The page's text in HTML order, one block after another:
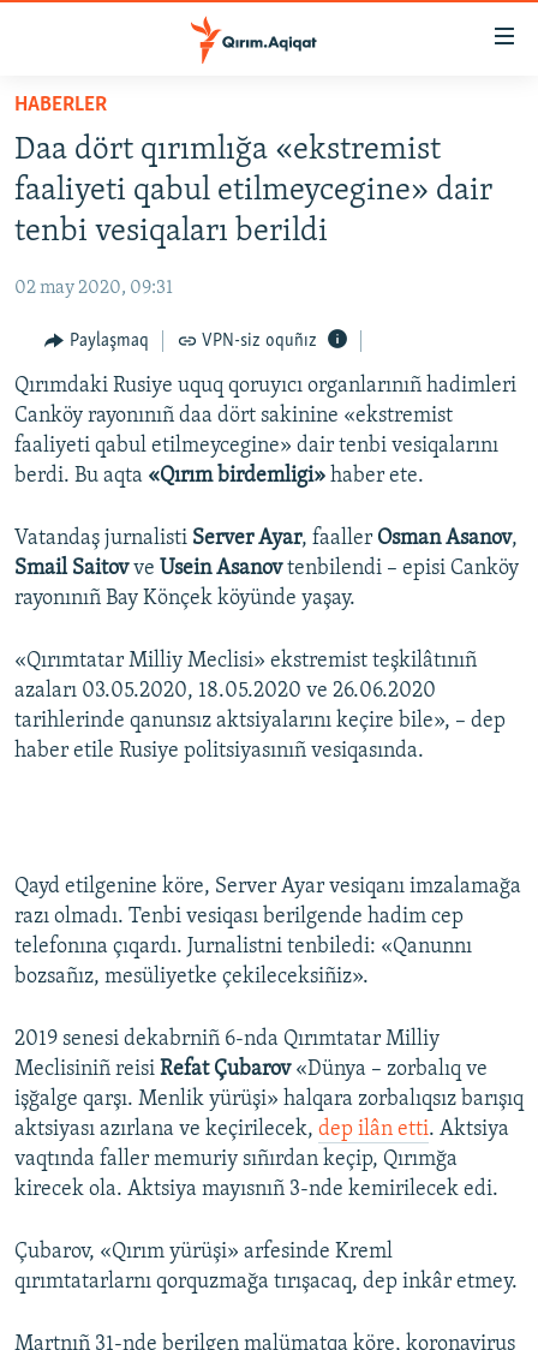
Esas
qaytmaq
Baş
navigatsiyağa
qaytmaq
Qıdıruvğa
qaytmaq
HABERLER
SİYASET
İQTİSADİYAT
MEDENİYET
İNSAN AQLARI
VİDEO
SÜRET
BLOGLAR
Русский
QOŞULIÑIZ!
HABERLER
Daa dört qırımlığa «ekstremist
faaliyeti qabul etilmeycegine» dair
tenbi vesiqaları berildi
02 may 2020, 09:31
Paylaşmaq VPN-siz oquñız
Qırımdaki Rusiye uquq qoruyıcı organlarınıñ hadimleri
Canköy rayonınıñ daa dört sakinine «ekstremist
faaliyeti qabul etilmeycegine» dair tenbi vesiqalarını
berdi. Bu aqta «Qırım birdemligi» haber ete.
Vatandaş jurnalisti Server Ayar, faaller Osman Asanov,
Smail Saitovve Usein Asanovtenbilendi – episi Canköy
rayonınıñ Bay Könçek köyünde yaşay.
«Qırımtatar Milliy Meclisi» ekstremist teşkilâtınıñ
azaları 03.05.2020, 18.05.2020 ve 26.06.2020
tarihlerinde qanunsız aktsiyalarını keçire bile», – dep
haber etile Rusiye politsiyasınıñ vesiqasında.
Qayd etilgenine köre, Server Ayar vesiqanı imzalamağa
razı olmadı. Tenbi vesiqası berilgende hadim cep
telefonına çıqardı. Jurnalistni tenbiledi: «Qanunnı
bozsañız, mesüliyetke çekileceksiñiz».
2019 senesi dekabrniñ 6-nda Qırımtatar Milliy
Meclisiniñ reisi Refat Çubarov «Dünya – zorbalıq ve
işğalge qarşı. Menlik yürüşi» halqara zorbalıqsız barışıq
aktsiyası azırlana ve keçirilecek, dep ilân etti. Aktsiya
vaqtında faller memuriy sıñırdan keçip, Qırımğa
kirecek ola. Aktsiya mayısnıñ 3-nde kemirilecek edi.
Çubarov, «Qırım yürüşi» arfesinde Kreml
qırımtatarlarnı qorquzmağa tırışacaq, dep inkâr etmey.
Martnıñ 31-nde berilgen malümatqa köre, koronavirus